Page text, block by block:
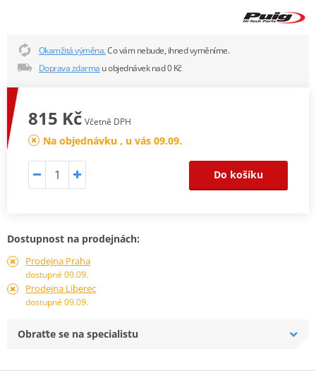
Okamžitá výměna.Co vám nebude, ihned vyměníme.
Doprava zdarma u objednávek nad 0 Kč
815 Kč Včetně DPH
Na objednávku , u vás 09.09.
Do košíku
Dostupnost na prodejnách:
Prodejna Praha
dostupné 09.09.
Prodejna Liberec
dostupné 09.09.
Obraťte se na specialistu